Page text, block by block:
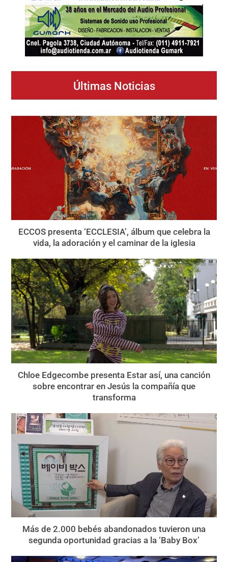
Últimas Noticias
ECCOS presenta ‘ECCLESIA’, álbum que celebra la
vida, la adoración y el caminar de la iglesia
Chloe Edgecombe presenta Estar así, una canción
sobre encontrar en Jesús la compañía que
transforma
Más de 2.000 bebés abandonados tuvieron una
segunda oportunidad gracias a la ‘Baby Box’